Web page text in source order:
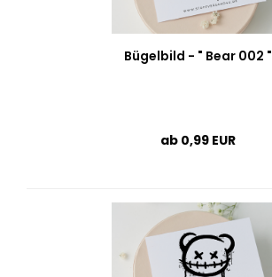
Bügelbild - " Bear 002 "
ab 0,99 EUR